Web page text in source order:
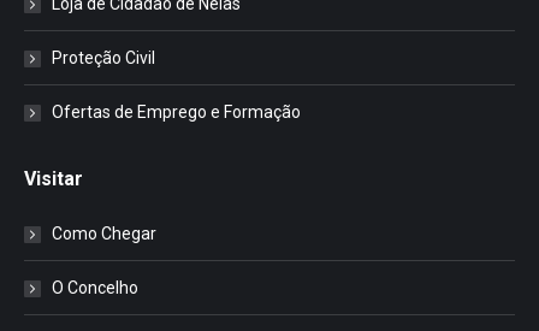
Loja de Cidadão de Nelas
Proteção Civil
Ofertas de Emprego e Formação
Visitar
Como Chegar
O Concelho